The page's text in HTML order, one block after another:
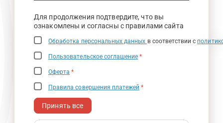
Для продолжения подтвердите, что вы
ознакомлены и согласны с правилами сайта
Обработка персональных данных в соответствии с
Пользовательское соглашение *
Оферта *
Правила совершения платежей *
Принять все